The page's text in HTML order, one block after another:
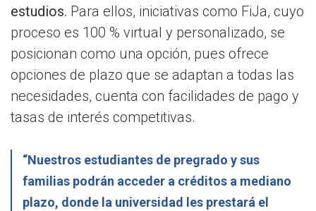
estudios. Para ellos, iniciativas como FiJa, cuyo
proceso es 100 % virtual y personalizado, se
posicionan como una opción, pues ofrece
opciones de plazo que se adaptan a todas las
necesidades, cuenta con facilidades de pago y
tasas de interés competitivas.
“Nuestros estudiantes de pregrado y sus
familias podrán acceder a créditos a mediano
plazo, donde la universidad les prestará el